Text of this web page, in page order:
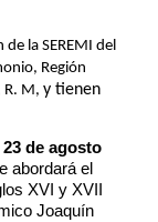
de la SEREMI del
Región
R. M, y tienen
de agosto
abordará el
XVI y XVII
Joaquín